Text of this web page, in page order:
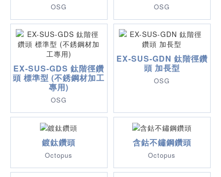
OSG OSG
EX-SUS-GDS 鈦階徑鑽
頭 標準型 (不銹鋼材加工
專用)
OSG
EX-SUS-GDN 鈦階徑鑽
頭 加長型
OSG
鍍鈦鑽頭
Octopus
含鈷不鏽鋼鑽頭
Octopus